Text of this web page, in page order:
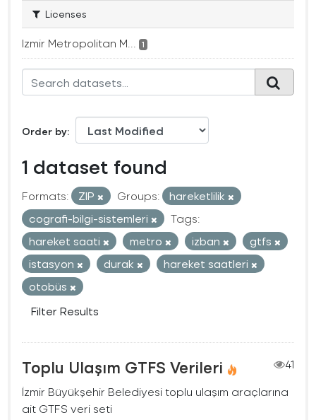
Licenses
Izmir Metropolitan M... 1
Order by
1 dataset found
Formats: ZIP Groups:
hareketlilik
cografi-bilgi-sistemleri
Tags:
hareket saati
metro izban
gtfs
istasyon
durak
hareket saatleri
otobüs
Filter Results
Toplu Ulaşım GTFS Verileri
41
İzmir Büyükşehir Belediyesi toplu ulaşım araçlarına
ait GTFS veri seti